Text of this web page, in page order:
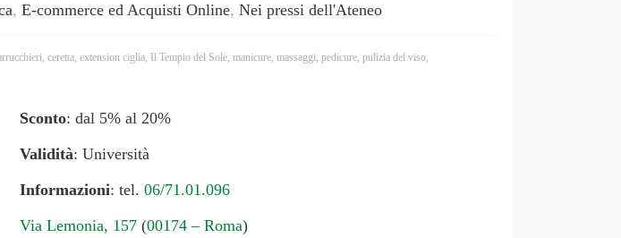
, E-commerce ed Acquisti Online, Nei pressi dell'Ateneo
, ceretta, extension ciglia, Il Tempio del Sole, manicure, massaggi, pedicure, pulizia del viso,
Sconto: dal 5% al 20%
Validità: Università
Informazioni: tel. 06/71.01.096
Via Lemonia, 157 (00174 – Roma)